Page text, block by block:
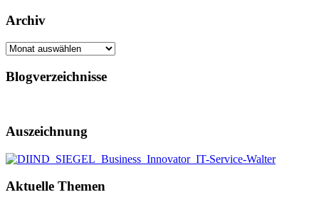
Archiv
Archiv
Blogverzeichnisse
Auszeichnung
Aktuelle Themen